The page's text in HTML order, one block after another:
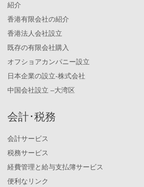
紹介
香港有限会社の紹介
香港法人会社設立
既存の有限会社購入
オフショアカンパニー設立
日本企業の設立-株式会社
中国会社設立 –大湾区
会計･税務
会計サービス
税務サービス
経費管理と給与支払簿サービス
便利なリンク